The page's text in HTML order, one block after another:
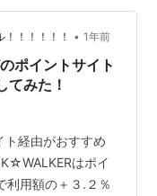
ポイントの特定・
響 今後の取り組み
ド機能の見直し
！！！！！ • 1年前
ポイントサイト
てみた！
経由がおすすめ
はポイ
利用額の＋３.２％